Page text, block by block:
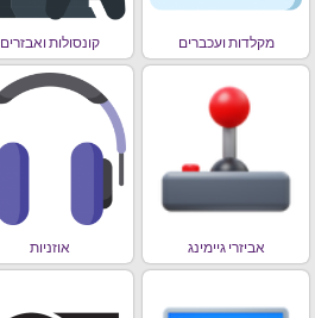
מקלדות ועכברים קונסולות ואבזרים
אביזרי גיימינג אוזניות